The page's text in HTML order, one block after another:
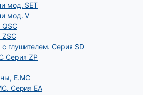
мод. SET
мод. V
QSC
ZSC
глушителем. Серия SD
Серия ZP
Е.МС
Серия EA